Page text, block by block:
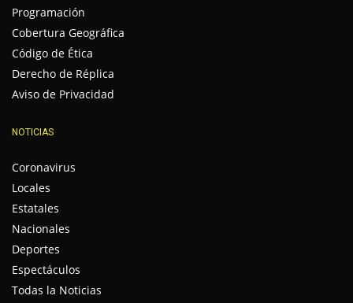
Programación
Cobertura Geográfica
Código de Ética
Derecho de Réplica
Aviso de Privacidad
NOTICIAS
Coronavirus
Locales
Estatales
Nacionales
Deportes
Espectáculos
Todas la Noticias